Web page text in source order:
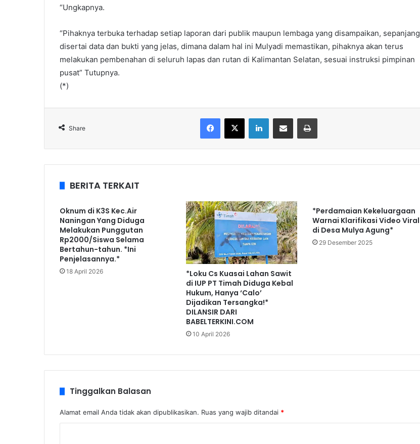
“Ungkapnya.
“Pihaknya terbuka terhadap setiap laporan dari publik maupun lembaga yang disampaikan, sepanjang
disertai data dan bukti yang jelas, dimana dalam hal ini Mulyadi memastikan, pihaknya akan terus
melakukan pembenahan di seluruh lapas dan rutan di Kalimantan Selatan, sesuai instruksi pimpinan
pusat” Tutupnya.
(*)
Share
Facebook
X LinkedInShare via Email Print
BERITA TERKAIT
Oknum di K3S Kec.Air
Naningan Yang Diduga
Melakukan Punggutan
Rp2000/Siswa Selama
Bertahun-tahun. *Ini
Penjelasannya.*
18 April 2026
*Loku Cs Kuasai Lahan Sawit
di IUP PT Timah Diduga Kebal
Hukum, Hanya ‘Calo’
Dijadikan Tersangka!*
DILANSIR DARI
BABELTERKINI.COM
10 April 2026
*Perdamaian Kekeluargaan
Warnai Klarifikasi Video Viral
di Desa Mulya Agung*
29 Desember 2025
Tinggalkan Balasan
Alamat email Anda tidak akan dipublikasikan. Ruas yang wajib ditandai *